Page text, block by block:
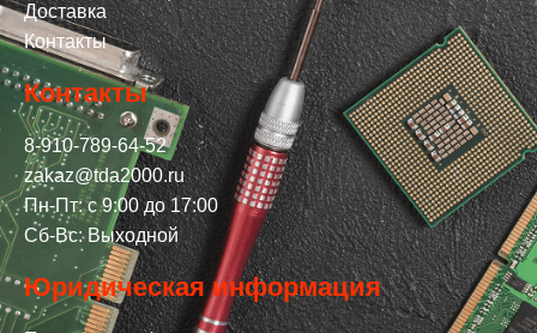
Доставка
Контакты
Контакты
8-910-789-64-52
zakaz@tda2000.ru
Пн-Пт: с 9:00 до 17:00
Сб-Вс: Выходной
Юридическая информация